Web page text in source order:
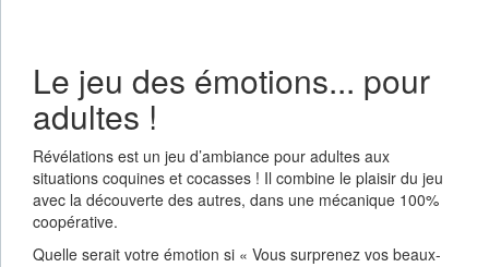
Le jeu des émotions... pour
adultes !
Révélations est un jeu d’ambiance pour adultes aux
situations coquines et cocasses ! Il combine le plaisir du jeu
avec la découverte des autres, dans une mécanique 100%
coopérative.
Quelle serait votre émotion si « Vous surprenez vos beaux-